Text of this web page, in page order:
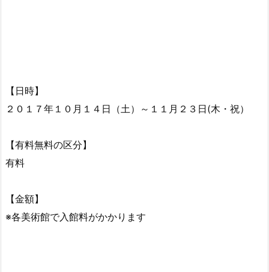
【日時】
２０１７年１０月１４日（土）～１１月２３日(木・祝）
【有料無料の区分】
有料
【金額】
※各美術館で入館料がかかります